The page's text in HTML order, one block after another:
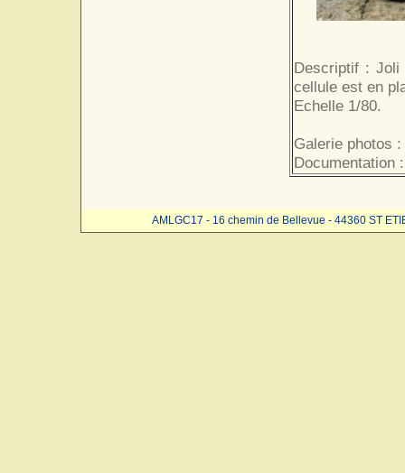
Descriptif : Joli
cellule est en
Echelle 1/80.
Galerie photos :
Documentation :
AMLGC17 - 16 chemin de Bellevue - 44360 ST